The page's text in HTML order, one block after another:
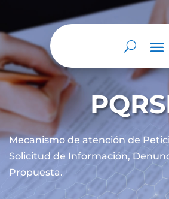
Mecanismo de atención de
Solicitud de Información,
Propuesta.